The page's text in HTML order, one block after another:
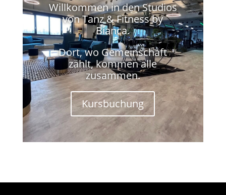
Willkommen in den Studios
von Tanz & Fitness by
Bianca.
Dort, wo Gemeinschaft
zählt, kommen alle
zusammen.
Kursbuchung